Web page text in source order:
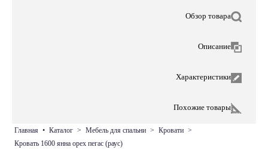
Обзор товара
Описание
Характеристики
Похожие товары
главная • каталог > мебель для спальни > кровати >
кровать 1600 янна орех пегас (раус)